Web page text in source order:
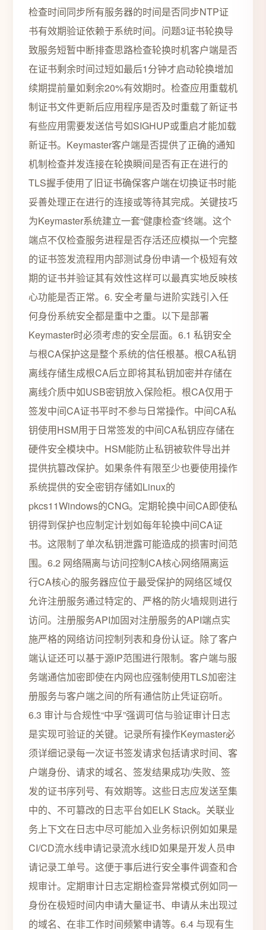
检查时间同步所有服务器的时间是否同步NTP证
书有效期验证依赖于系统时间。问题3证书轮换导
致服务短暂中断排查思路检查轮换时机客户端是否
在证书剩余时间过短如最后1分钟才启动轮换增加
续期提前量如剩余20%有效期时。检查应用重载机
制证书文件更新后应用程序是否及时重载了新证书
有些应用需要发送信号如SIGHUP或重启才能加载
新证书。Keymaster客户端是否提供了正确的通知
机制检查并发连接在轮换瞬间是否有正在进行的
TLS握手使用了旧证书确保客户端在切换证书时能
妥善处理正在进行的连接或等待其完成。关键技巧
为Keymaster系统建立一套“健康检查”终端。这个
端点不仅检查服务进程是否存活还应模拟一个完整
的证书签发流程用内部测试身份申请一个极短有效
期的证书并验证其有效性这样可以最真实地反映核
心功能是否正常。6. 安全考量与进阶实践引入任
何身份系统安全都是重中之重。以下是部署
Keymaster时必须考虑的安全层面。6.1 私钥安全
与根CA保护这是整个系统的信任根基。根CA私钥
离线存储生成根CA后立即将其私钥加密并存储在
离线介质中如USB密钥放入保险柜。根CA仅用于
签发中间CA证书平时不参与日常操作。中间CA私
钥使用HSM用于日常签发的中间CA私钥应存储在
硬件安全模块中。HSM能防止私钥被软件导出并
提供抗篡改保护。如果条件有限至少也要使用操作
系统提供的安全密钥存储如Linux的
pkcs11Windows的CNG。定期轮换中间CA即使私
钥得到保护也应制定计划如每年轮换中间CA证
书。这限制了单次私钥泄露可能造成的损害时间范
围。6.2 网络隔离与访问控制CA核心网络隔离运
行CA核心的服务器应位于最受保护的网络区域仅
允许注册服务通过特定的、严格的防火墙规则进行
访问。注册服务API加固对注册服务的API端点实
施严格的网络访问控制列表和身份认证。除了客户
端认证还可以基于源IP范围进行限制。客户端与服
务端通信加密即使在内网也应强制使用TLS加密注
册服务与客户端之间的所有通信防止凭证窃听。
6.3 审计与合规性“中孚”强调可信与验证审计日志
是实现可验证的关键。记录所有操作Keymaster必
须详细记录每一次证书签发请求包括请求时间、客
户端身份、请求的域名、签发结果成功/失败、签
发的证书序列号、有效期等。这些日志应发送至集
中的、不可篡改的日志平台如ELK Stack。关联业
务上下文在日志中尽可能加入业务标识例如如果是
CI/CD流水线申请记录流水线ID如果是开发人员申
请记录工单号。这便于事后进行安全事件调查和合
规审计。定期审计日志定期检查异常模式例如同一
身份在极短时间内申请大量证书、申请从未出现过
的域名、在非工作时间频繁申请等。6.4 与现有生